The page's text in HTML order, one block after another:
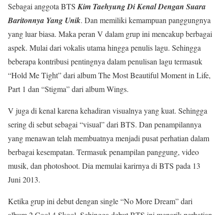
Sebagai anggota BTS Kim Taehyung Di Kenal Dengan Suara
Baritonnya Yang Unik. Dan memiliki kemampuan panggungnya
yang luar biasa. Maka peran V dalam grup ini mencakup berbagai
aspek. Mulai dari vokalis utama hingga penulis lagu. Sehingga
beberapa kontribusi pentingnya dalam penulisan lagu termasuk
“Hold Me Tight” dari album The Most Beautiful Moment in Life,
Part 1 dan “Stigma” dari album Wings.
V juga di kenal karena kehadiran visualnya yang kuat. Sehingga
sering di sebut sebagai “visual” dari BTS. Dan penampilannya
yang menawan telah membuatnya menjadi pusat perhatian dalam
berbagai kesempatan. Termasuk penampilan panggung, video
musik, dan photoshoot. Dia memulai karirnya di BTS pada 13
Juni 2013.
Ketika grup ini debut dengan single “No More Dream” dari